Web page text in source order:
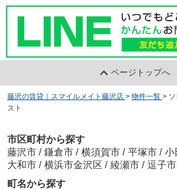
ページトップへ
藤沢の賃貸｜スマイルメイト藤沢店 > 物件一覧 >
スト
市区町村から探す
藤沢市 / 鎌倉市 / 横須賀市 / 平塚市 / 小
大和市 / 横浜市金沢区 / 綾瀬市 / 逗子市
町名から探す